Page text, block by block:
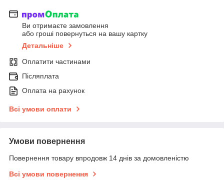
Ви отримаєте замовлення
або гроші повернуться на вашу картку
Детальніше
Оплатити частинами
Післяплата
Оплата на рахунок
Всі умови оплати
Умови повернення
Повернення товару впродовж 14 днів за домовленістю
Всі умови повернення